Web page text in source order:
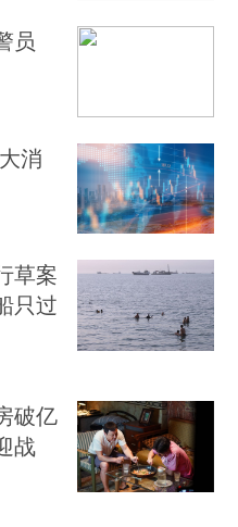
员
消
草案
只过
破亿
战